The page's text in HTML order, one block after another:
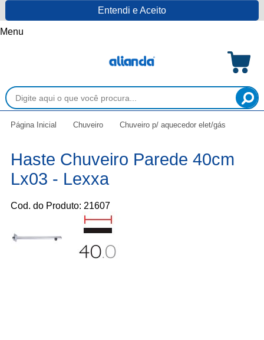
Entendi e Aceito
Menu
Página Inicial Chuveiro Chuveiro p/ aquecedor elet/gás
Haste Chuveiro Parede 40cm
Lx03 - Lexxa
Cod. do Produto: 21607